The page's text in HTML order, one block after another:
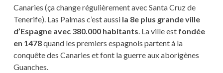
Canaries (ça change régulièrement avec Santa Cruz de
Tenerife). Las Palmas c’est aussi la 8e plus grande ville
d’Espagne avec 380.000 habitants . La ville est fondée
en 1478quand les premiers espagnols partent à la
conquête des Canaries et font la guerre aux aborigènes
Guanches.